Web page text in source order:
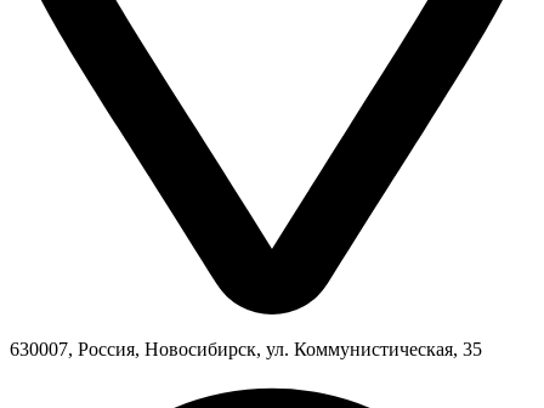
630007, Россия, Новосибирск, ул. Коммунистическая, 35